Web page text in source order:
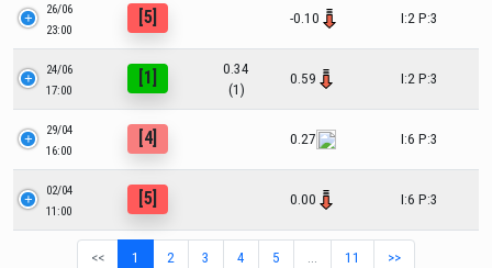
26/06
23:00
[5] -0.10 I:2 P:3
24/06
17:00
[1]
0.34
(1)
0.59 I:2 P:3
29/04
16:00
[4] 0.27 I:6 P:3
02/04
11:00
[5] 0.00 I:6 P:3
<< 1 2 3 4 5 11 >>